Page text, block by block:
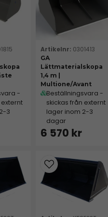
-
3
0301413
GA
Lättmaterialskopa
1,4 m |
Multione/Avant
Beställningsvara -
skickas från externt
lager inom 2-3
dagar
6 570 kr